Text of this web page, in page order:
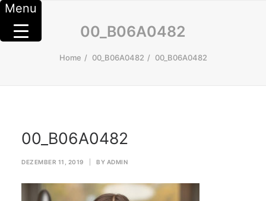
00_B06A0482
Home 00_B06A0482 00_B06A0482
00_B06A0482
DEZEMBER 11, 2019 BY ADMIN
Menu